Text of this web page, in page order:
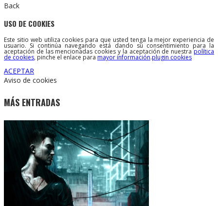
Back
USO DE COOKIES
Este sitio web utiliza cookies para que usted tenga la mejor experiencia de
usuario. Si continúa navegando está dando su consentimiento para la
aceptación de las mencionadas cookies y la aceptación de nuestrapolítica
de cookies, pinche el enlace para mayor información.plugin cookies
ACEPTAR
Aviso de cookies
MÁS ENTRADAS